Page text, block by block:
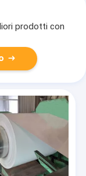
prodotti con